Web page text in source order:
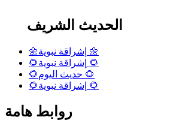
الحديث الشريف
🌼إشراقة نبوية 🌼
🌻إشراقة نبوية 🌻
🌻حديث اليوم 🌻
🌻إشراقة نبوية 🌻
روابط هامة